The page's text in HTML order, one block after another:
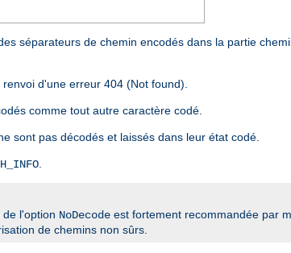
séparateurs de chemin encodés dans la partie
d'une erreur 404 (Not found).
comme tout autre caractère codé.
sont pas décodés et laissés dans leur état codé.
l'option NoDecode est fortement recommandée par
de chemins non sûrs.